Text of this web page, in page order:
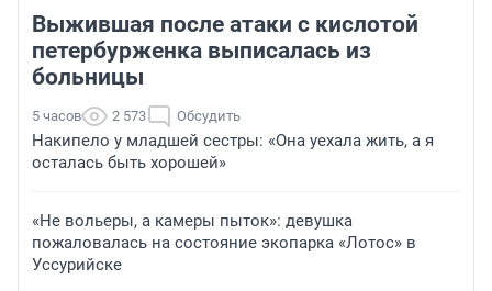
Выжившая после атаки с кислотой
петербурженка выписалась из
больницы
5 часов 2 573 Обсудить
Накипело у младшей сестры: «Она уехала жить, а я
осталась быть хорошей»
«Не вольеры, а камеры пыток»: девушка
пожаловалась на состояние экопарка «Лотос» в
Уссурийске